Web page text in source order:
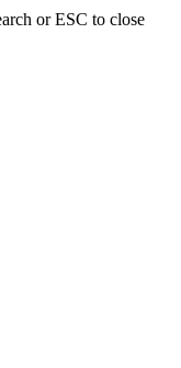
or ESC to close